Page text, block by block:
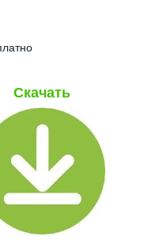
Скачать